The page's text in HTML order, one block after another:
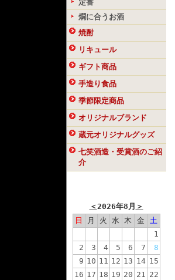
定番
燗に合うお酒
焼酎
リキュール
ギフト商品
手造り食品
季節限定商品
オリジナルブランド
蔵元オリジナルグッズ
七笑酒造・受賞酒のご紹
介
＜2026年8月 ＞
日
月 火 水 木 金
土
1
2
3 4 5 6 7
8
9 10 11 12 13 14 15
16 17 18 19 20 21 22